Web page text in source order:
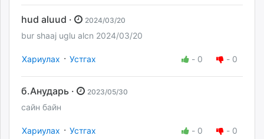
hud aluud · 2024/03/20
bur shaaj uglu alcn 2024/03/20
Хариулах · Устгах - 0 - 0
б.Анударь · 2023/05/30
сайн байн
Хариулах · Устгах - 0 - 0